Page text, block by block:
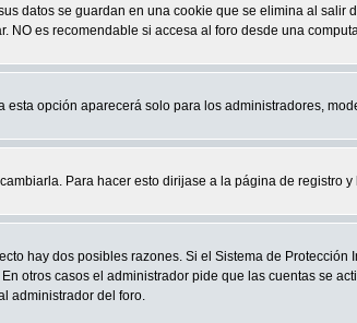
datos se guardan en una cookie que se elimina al
es recomendable si accesa al foro desde una
esta opción aparecerá solo para los administradores,
Para hacer esto dirijase a la página de registro y
hay dos posibles razones. Si el Sistema de
otros casos el administrador pide que las cuentas se
administrador del foro.